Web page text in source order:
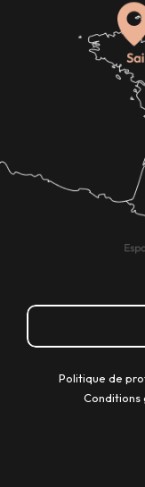
Politique de
Conditions